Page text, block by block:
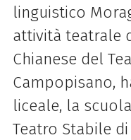
linguistico
attività teatrale
Chianese del
Campopisano,
liceale, la
Teatro Stabile